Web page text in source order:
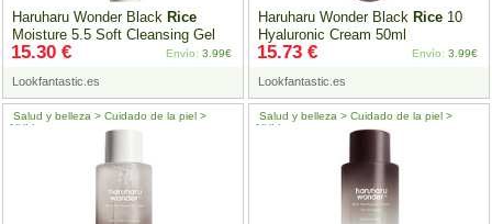
Haruharu Wonder Black Rice
Moisture 5.5 Soft Cleansing Gel
100ml
Lookfantastic.es
15.30 € Envío: 3.99€
Haruharu Wonder Black Rice 10
Hyaluronic Cream 50ml
Lookfantastic.es
15.73 € Envío: 3.99€
Salud y belleza > Cuidado de la piel >
NULL
Salud y belleza > Cuidado de la piel >
NULL